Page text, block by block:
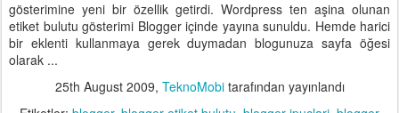
gösterimine yeni bir özellik getirdi. Wordpress ten aşina olunan
etiket bulutu gösterimi Blogger içinde yayına sunuldu. Hemde harici
bir eklenti kullanmaya gerek duymadan blogunuza sayfa öğesi
olarak ...
25th August 2009, TeknoMobitarafından yayınlandı